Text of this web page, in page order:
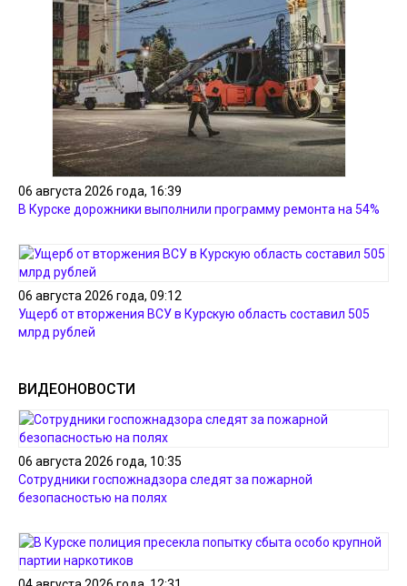
06 августа 2026 года, 16:39
В Курске дорожники выполнили программу ремонта на 54%
06 августа 2026 года, 09:12
Ущерб от вторжения ВСУ в Курскую область составил 505
млрд рублей
ВИДЕОНОВОСТИ
06 августа 2026 года, 10:35
Сотрудники госпожнадзора следят за пожарной
безопасностью на полях